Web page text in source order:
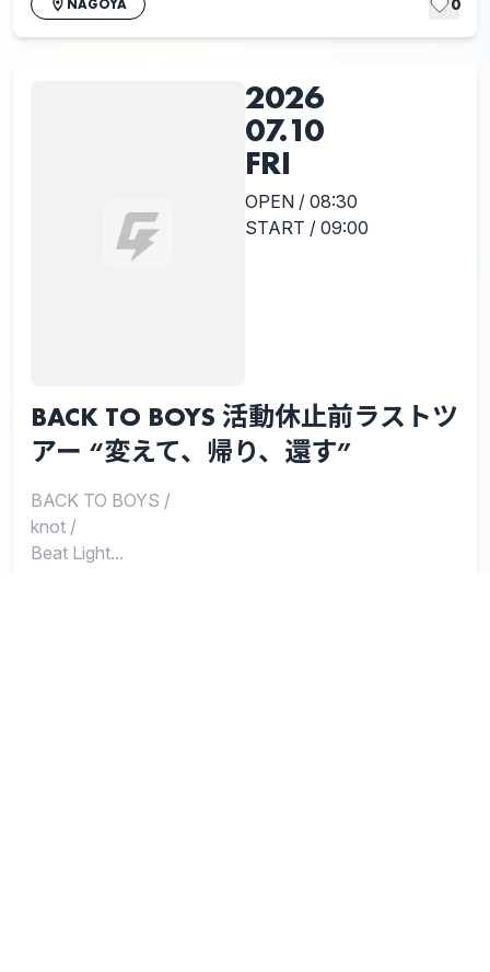
NAGOYA 0
2026
07.10
FRI
OPEN / 08:30
START / 09:00
BACK TO BOYS 活動休止前ラストツ
アー “変えて、帰り、還す”
BACK TO BOYS /
knot /
Beat Light...